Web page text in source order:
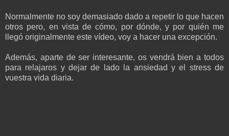
Normalmente no soy demasiado dado a repetir lo que hacen
otros pero, en vista de cómo, por dónde, y por quién me
llegó originalmente este vídeo, voy a hacer una excepción.
Además, aparte de ser interesante, os vendrá bien a todos
para relajaros y dejar de lado la ansiedad y el stress de
vuestra vida diaria.